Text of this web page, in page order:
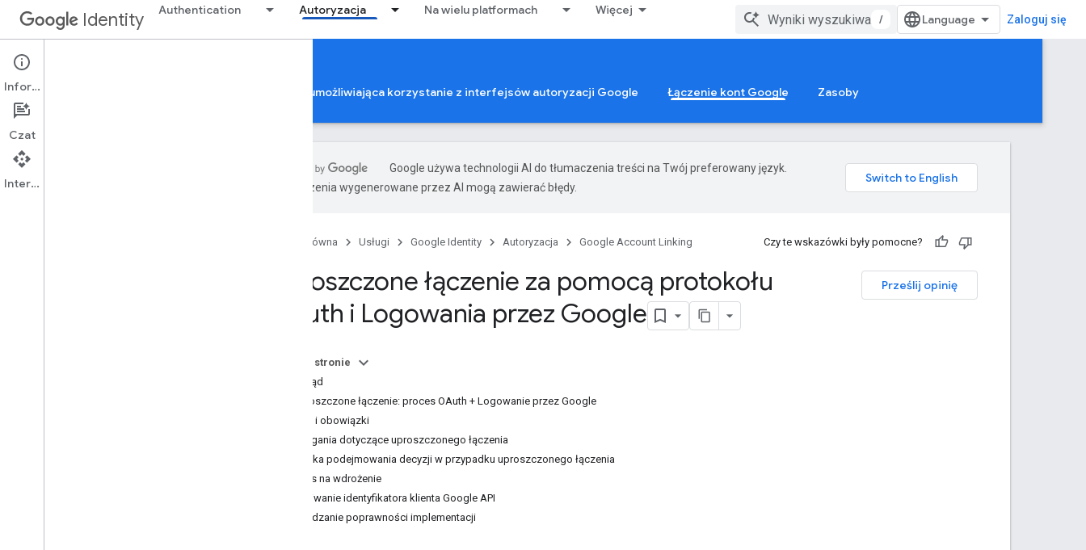
Identity Authentication Autoryzacja Na wielu platformach Więcej
/ Zaloguj się
Google Account Linking
Autoryzacja konta Google Weryfikacja aplikacji umożliwiająca korzystanie z interfejsów autoryzacji Google Łączenie kont Google Zasoby
Google używa technologii AI do tłumaczenia treści na Twój preferowany język.
Tłumaczenia wygenerowane przez AI mogą zawierać błędy.
Strona główna Usługi Google Identity Autoryzacja Google Account Linking Czy te wskazówki były pomocne?
Prześlij opinię
Uproszczone łączenie za pomocą protokołu
OAuth i Logowania przez Google
Na tej stronie
Przegląd
Uproszczone łączenie: proces OAuth + Logowanie przez Google
Role i obowiązki
Wymagania dotyczące uproszczonego łączenia
Logika podejmowania decyzji w przypadku uproszczonego łączenia
Przepis na wdrożenie
Uzyskiwanie identyfikatora klienta Google API
Sprawdzanie poprawności implementacji
Informacje
Czat
Interfejs API